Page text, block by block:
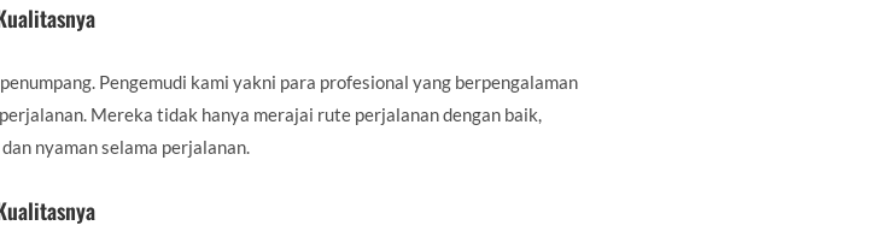
Pengemudi kami yakni para profesional yang berpengalaman
Mereka tidak hanya merajai rute perjalanan dengan baik,
nyaman selama perjalanan.